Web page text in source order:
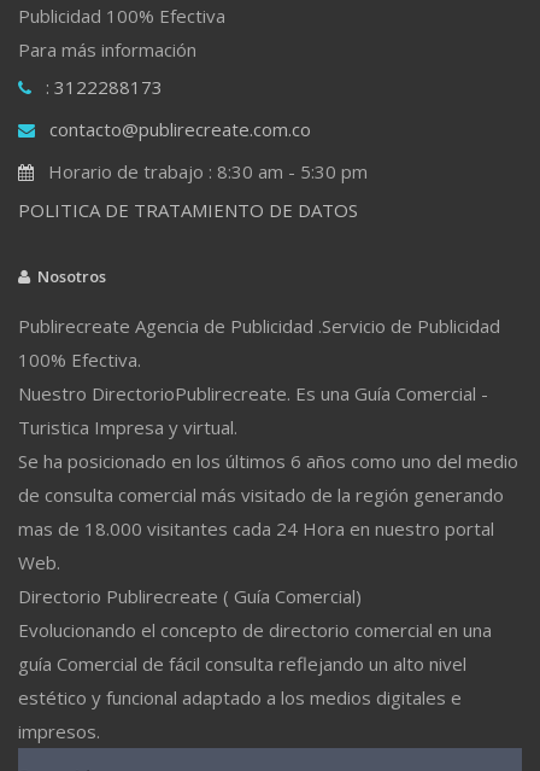
Publicidad 100% Efectiva
Para más información
: 3122288173
contacto@publirecreate.com.co
Horario de trabajo : 8:30 am - 5:30 pm
POLITICA DE TRATAMIENTO DE DATOS
Nosotros
Publirecreate Agencia de Publicidad .Servicio de Publicidad
100% Efectiva.
Nuestro DirectorioPublirecreate. Es una Guía Comercial -
Turistica Impresa y virtual.
Se ha posicionado en los últimos 6 años como uno del medio
de consulta comercial más visitado de la región generando
mas de 18.000 visitantes cada 24 Hora en nuestro portal
Web.
Directorio Publirecreate ( Guía Comercial)
Evolucionando el concepto de directorio comercial en una
guía Comercial de fácil consulta reflejando un alto nivel
estético y funcional adaptado a los medios digitales e
impresos.